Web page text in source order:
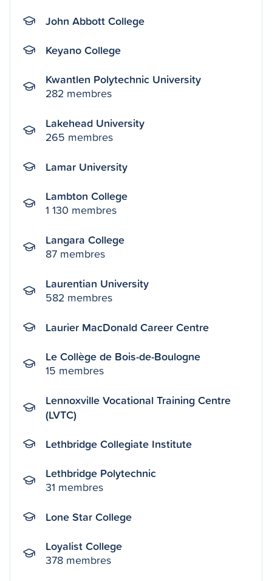
John Abbott College
Keyano College
Kwantlen Polytechnic University
282 membres
Lakehead University
265 membres
Lamar University
Lambton College
1 130 membres
Langara College
87 membres
Laurentian University
582 membres
Laurier MacDonald Career Centre
Le Collège de Bois-de-Boulogne
15 membres
Lennoxville Vocational Training Centre
(LVTC)
Lethbridge Collegiate Institute
Lethbridge Polytechnic
31 membres
Lone Star College
Loyalist College
378 membres